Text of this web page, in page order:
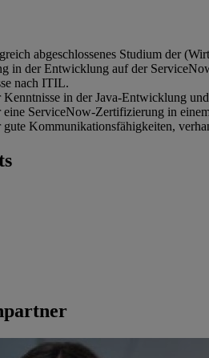
abgeschlossenes Studium der
in der Entwicklung auf der
nach ITIL.
in der Java-Entwicklung
eine ServiceNow-Zertifizierung in
Kommunikationsfähigkeiten,